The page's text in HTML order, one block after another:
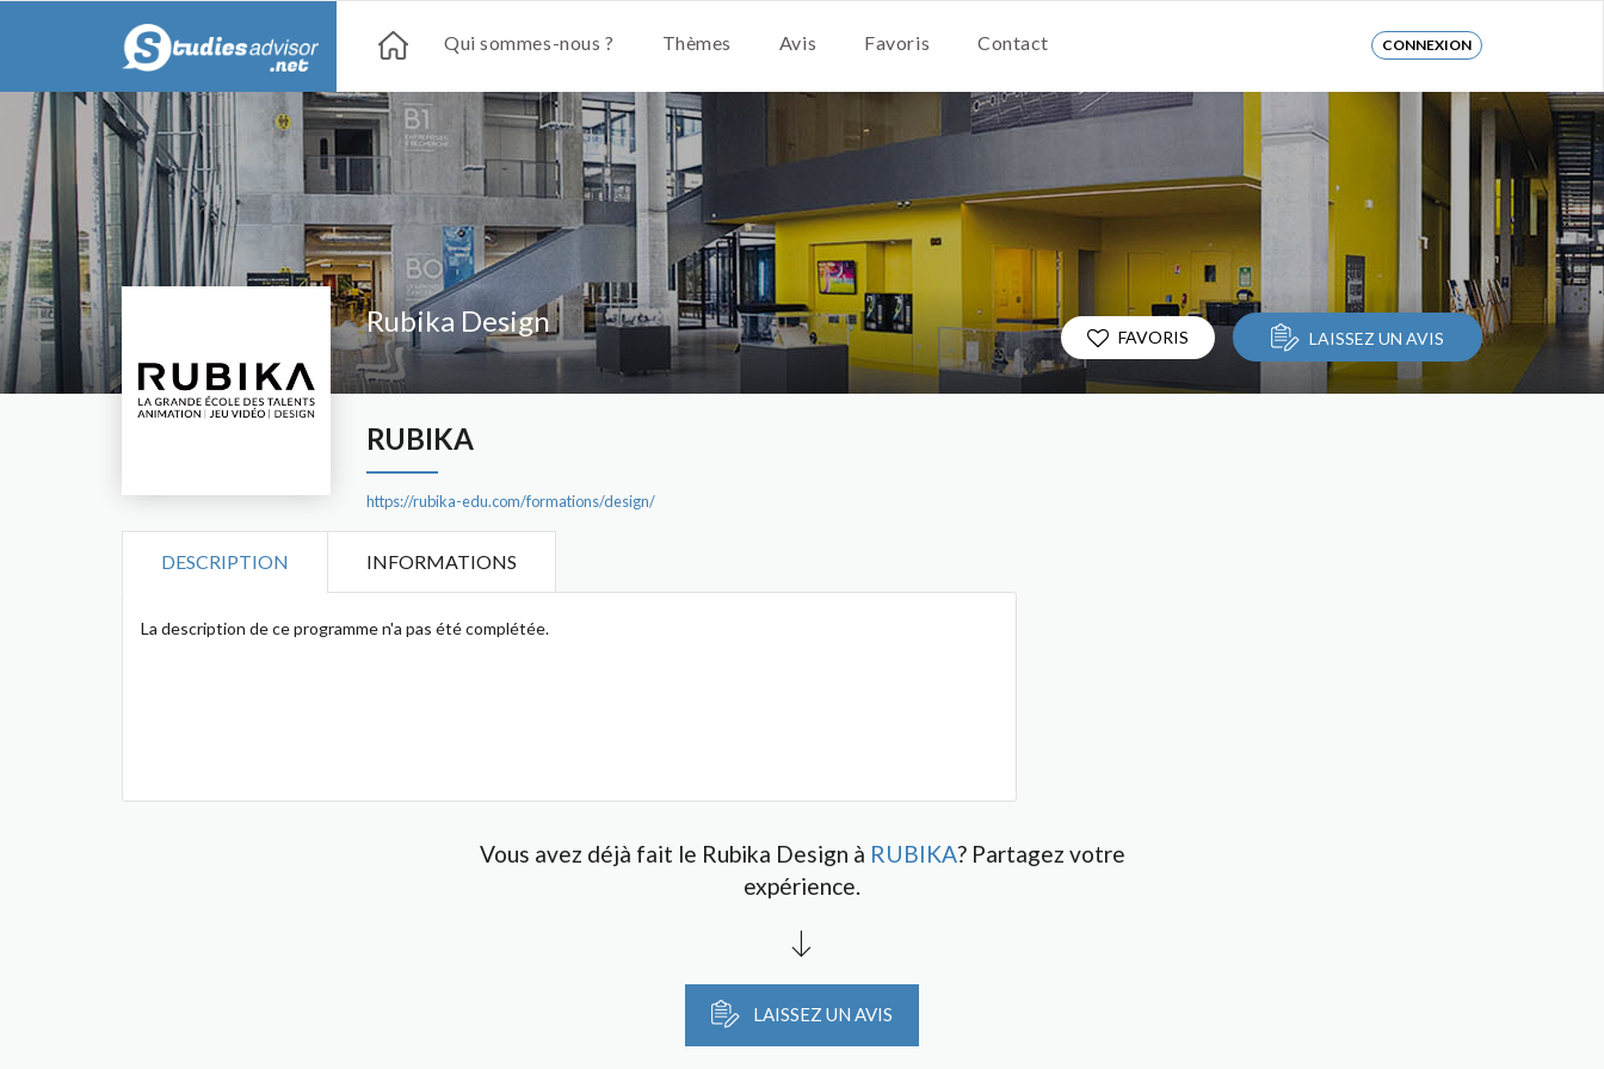
Qui sommes-nous ? Thèmes Avis Favoris Contact CONNEXION
Rubika Design
RUBIKA
https://rubika-edu.com/formations/design/
FAVORIS LAISSEZ UN AVIS
DESCRIPTION INFORMATIONS
La description de ce programme n'a pas été complétée.
Vous avez déjà fait le Rubika Design à RUBIKA? Partagez votre
expérience.
LAISSEZ UN AVIS